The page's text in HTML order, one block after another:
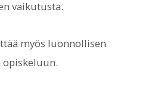
vaikutusta.
myös luonnollisen